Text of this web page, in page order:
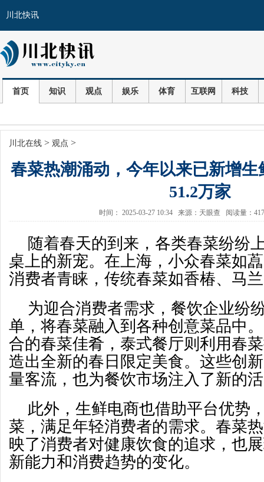
川北快讯
首页 知识 观点 娱乐 体育 互联网 科技
川北在线> 观点 >
春菜热潮涌动，今年以来已新增
51.2万家
时间： 2025-03-27 10:34 来源：天眼查 阅读量：
随着春天的到来，各类春菜纷纷
桌上的新宠。在上海，小众春菜如
消费者青睐，传统春菜如香椿、马
为迎合消费者需求，餐饮企业纷
单，将春菜融入到各种创意菜品中
合的春菜佳肴，泰式餐厅则利用春
造出全新的春日限定美食。这些创
量客流，也为餐饮市场注入了新的
此外，生鲜电商也借助平台优势
菜，满足年轻消费者的需求。春菜
映了消费者对健康饮食的追求，也
新能力和消费趋势的变化。